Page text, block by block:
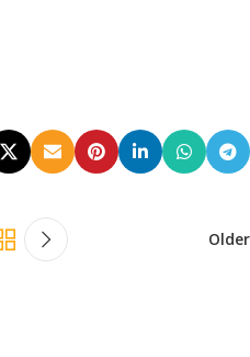
Older